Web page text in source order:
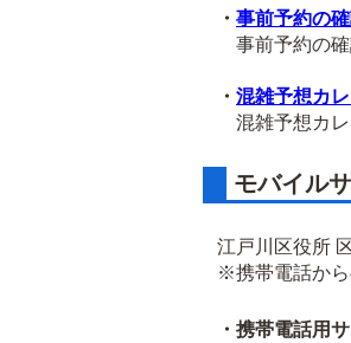
・ 事前予約の
事前予約の確
・ 混雑予想カ
混雑予想カレ
モバイル
江戸川区役所
※携帯電話から
・携帯電話用